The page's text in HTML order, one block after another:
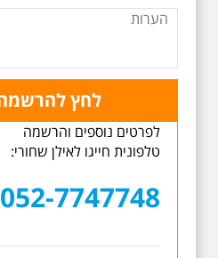
לפרטים נוספים והרשמה
טלפונית חייגו לאילן שחורי:
052-7747748